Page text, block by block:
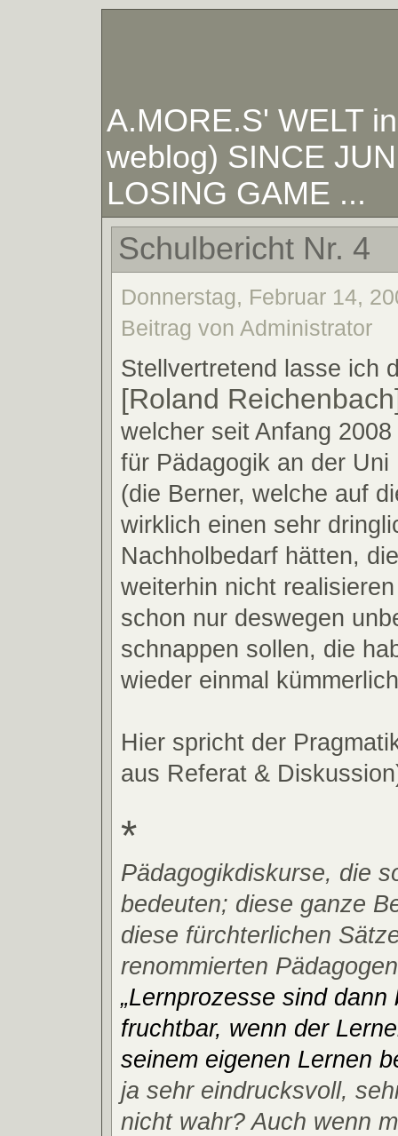
A.MORE.S' WELT
weblog) SINCE
LOSING GAME ...
Schulbericht Nr. 4
Donnerstag, Februar 14,
Beitrag von Administrator
Stellvertretend lasse ich
[Roland
welcher seit Anfang
für Pädagogik an der Uni
(die Berner, welche auf
wirklich einen sehr
Nachholbedarf hätten,
weiterhin nicht
schon nur deswegen
schnappen sollen, die
wieder einmal
Hier spricht der
aus Referat &
*
Pädagogikdiskurse, die
bedeuten; diese ganze
diese fürchterlichen
renommierten
„Lernprozesse sind dann
fruchtbar, wenn der
seinem eigenen Lernen
ja sehr eindrucksvoll,
nicht wahr? Auch wenn